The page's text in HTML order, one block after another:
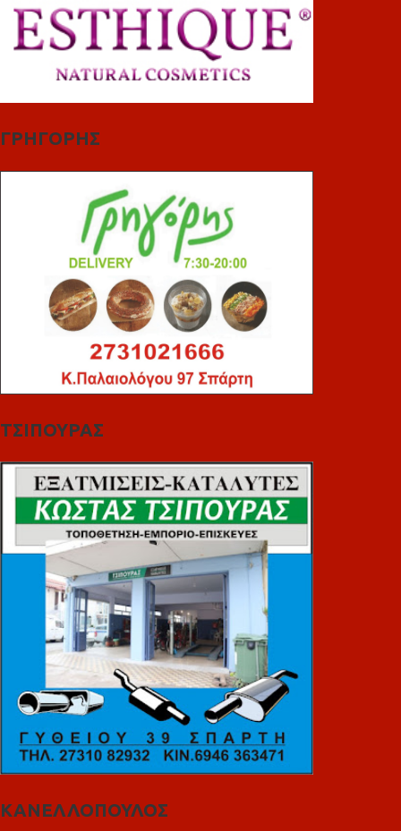
ΓΡΗΓΟΡΗΣ
ΤΣΙΠΟΥΡΑΣ
ΚΑΝΕΛΛΟΠΟΥΛΟΣ